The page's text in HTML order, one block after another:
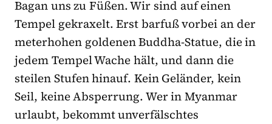
Bagan uns zu Füßen. Wir sind auf einen
Tempel gekraxelt. Erst barfuß vorbei an der
meterhohen goldenen Buddha-Statue, die in
jedem Tempel Wache hält, und dann die
steilen Stufen hinauf. Kein Geländer, kein
Seil, keine Absperrung. Wer in Myanmar
urlaubt, bekommt unverfälschtes